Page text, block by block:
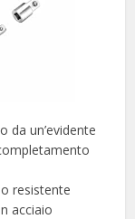
da un’evidente
resistente
acciaio